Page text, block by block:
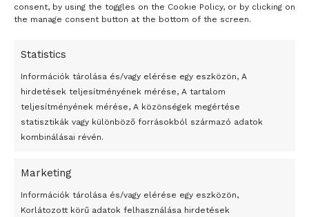
consent, by using the toggles on the Cookie Policy, or by clicking on
the manage consent button at the bottom of the screen.
Statistics
Információk tárolása és/vagy elérése egy eszközön, A
hirdetések teljesítményének mérése, A tartalom
teljesítményének mérése, A közönségek megértése
statisztikák vagy különböző forrásokból származó adatok
kombinálásai révén.
Marketing
Információk tárolása és/vagy elérése egy eszközön,
Korlátozott körű adatok felhasználása hirdetések